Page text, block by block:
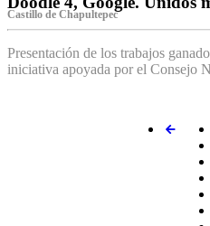
Castillo de Chapultepec
Presentación de los trabajos
iniciativa apoyada por el Consejo